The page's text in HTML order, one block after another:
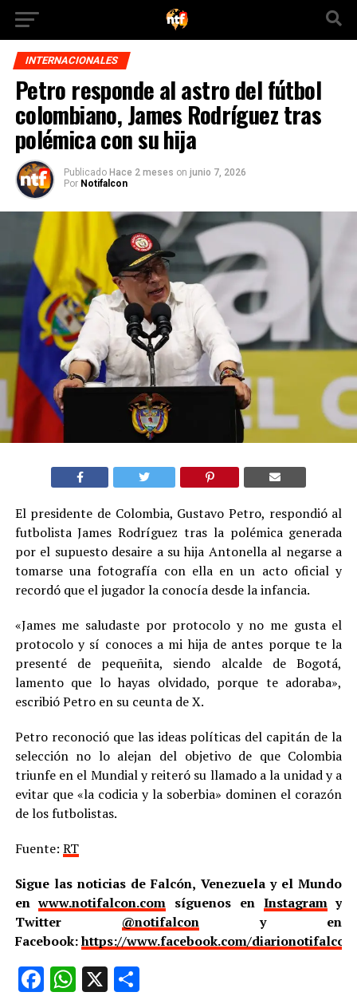
INTERNACIONALES
Petro responde al astro del fútbol
colombiano, James Rodríguez tras
polémica con su hija
Publicado Hace 2 meses on junio 7, 2026
Por Notifalcon
El presidente de Colombia, Gustavo Petro, respondió al
futbolista James Rodríguez tras la polémica generada
por el supuesto desaire a su hija Antonella al negarse a
tomarse una fotografía con ella en un acto oficial y
recordó que el jugador la conocía desde la infancia.
«James me saludaste por protocolo y no me gusta el
protocolo y sí conoces a mi hija de antes porque te la
presenté de pequeñita, siendo alcalde de Bogotá,
lamento que lo hayas olvidado, porque te adoraba»,
escribió Petro en su ceunta de X.
Petro reconoció que las ideas políticas del capitán de la
selección no lo alejan del objetivo de que Colombia
triunfe en el Mundial y reiteró su llamado a la unidad y a
evitar que «la codicia y la soberbia» dominen el corazón
de los futbolistas.
Fuente: RT
Sigue las noticias de Falcón, Venezuela y el Mundo
enwww.notifalcon.com síguenos en Instagramy
Twitter @notifalcony en
Facebook:https://www.facebook.com/
Facebook
WhatsApp
X